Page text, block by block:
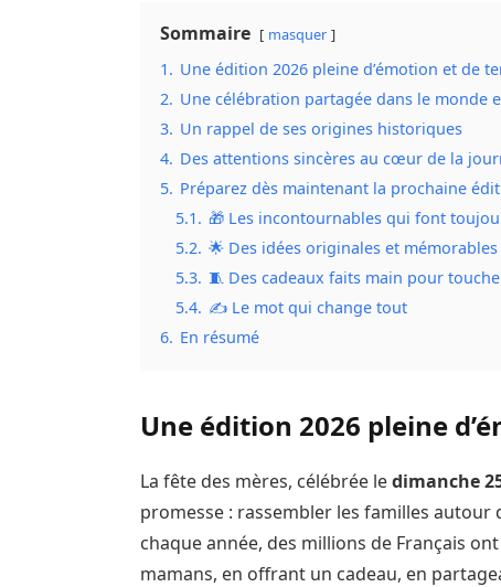
Sommaire masquer
1. Une édition 2026 pleine d’émotion et de
2. Une célébration partagée dans le monde
3. Un rappel de ses origines historiques
4. Des attentions sincères au cœur de la
5. Préparez dès maintenant la prochaine
5.1. 🎁 Les incontournables qui font
5.2. 🌟 Des idées originales et mémorables
5.3. 🧵 Des cadeaux faits main pour
5.4. ✍️ Le mot qui change tout
6. En résumé
Une édition 2026 pleine
La fête des mères, célébrée ledimanche
promesse : rassembler les familles autour
chaque année, des millions de Français
mamans, en offrant un cadeau, en